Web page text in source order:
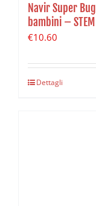
Navir Super
bambini – STEM
€10.60
Dettagli